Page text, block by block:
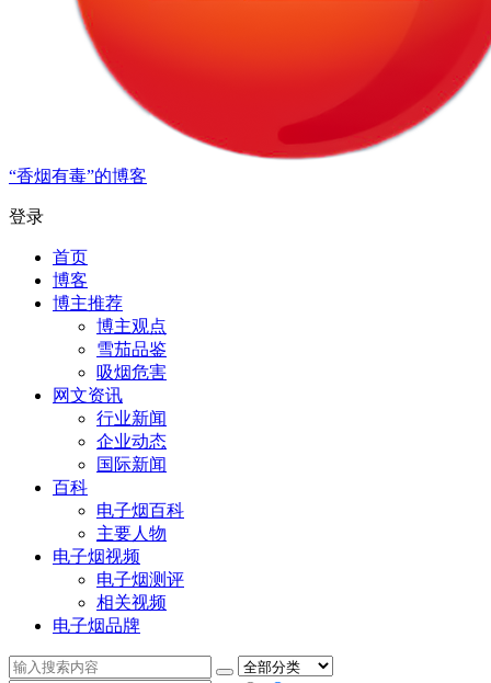
“香烟有毒”的博客
登录
首页
博客
博主推荐
博主观点
雪茄品鉴
吸烟危害
网文资讯
行业新闻
企业动态
国际新闻
百科
电子烟百科
主要人物
电子烟视频
电子烟测评
相关视频
电子烟品牌